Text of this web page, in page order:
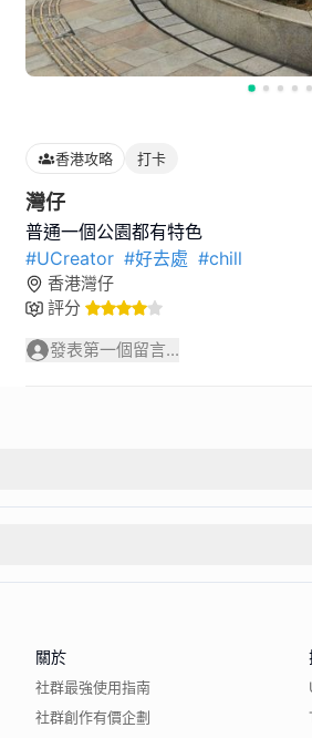
香港攻略 打卡
灣仔
#UCreator #好去處 #chill
香港灣仔
評分
發表第一個留言...
關於
社群最強使用指南
社群創作有價企劃